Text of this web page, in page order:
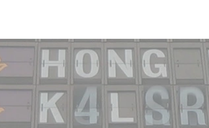
Traffic
Live